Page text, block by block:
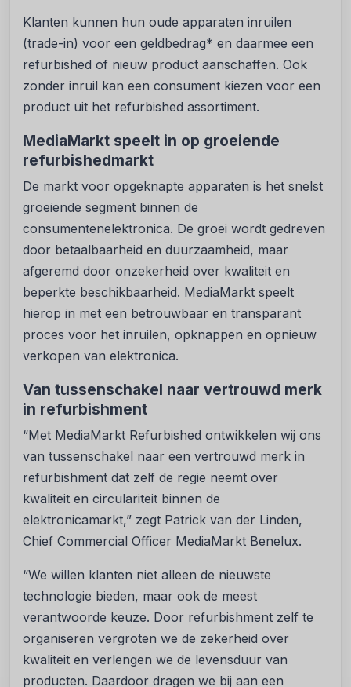
Klanten kunnen hun oude apparaten inruilen
(trade-in) voor een geldbedrag* en daarmee een
refurbished of nieuw product aanschaffen. Ook
zonder inruil kan een consument kiezen voor een
product uit het refurbished assortiment.
MediaMarkt speelt in op groeiende
refurbishedmarkt
De markt voor opgeknapte apparaten is het snelst
groeiende segment binnen de
consumentenelektronica. De groei wordt gedreven
door betaalbaarheid en duurzaamheid, maar
afgeremd door onzekerheid over kwaliteit en
beperkte beschikbaarheid. MediaMarkt speelt
hierop in met een betrouwbaar en transparant
proces voor het inruilen, opknappen en opnieuw
verkopen van elektronica.
Van tussenschakel naar vertrouwd merk
in refurbishment
“Met MediaMarkt Refurbished ontwikkelen wij ons
van tussenschakel naar een vertrouwd merk in
refurbishment dat zelf de regie neemt over
kwaliteit en circulariteit binnen de
elektronicamarkt,” zegt Patrick van der Linden,
Chief Commercial Officer MediaMarkt Benelux.
“We willen klanten niet alleen de nieuwste
technologie bieden, maar ook de meest
verantwoorde keuze. Door refurbishment zelf te
organiseren vergroten we de zekerheid over
kwaliteit en verlengen we de levensduur van
producten. Daardoor dragen we bij aan een